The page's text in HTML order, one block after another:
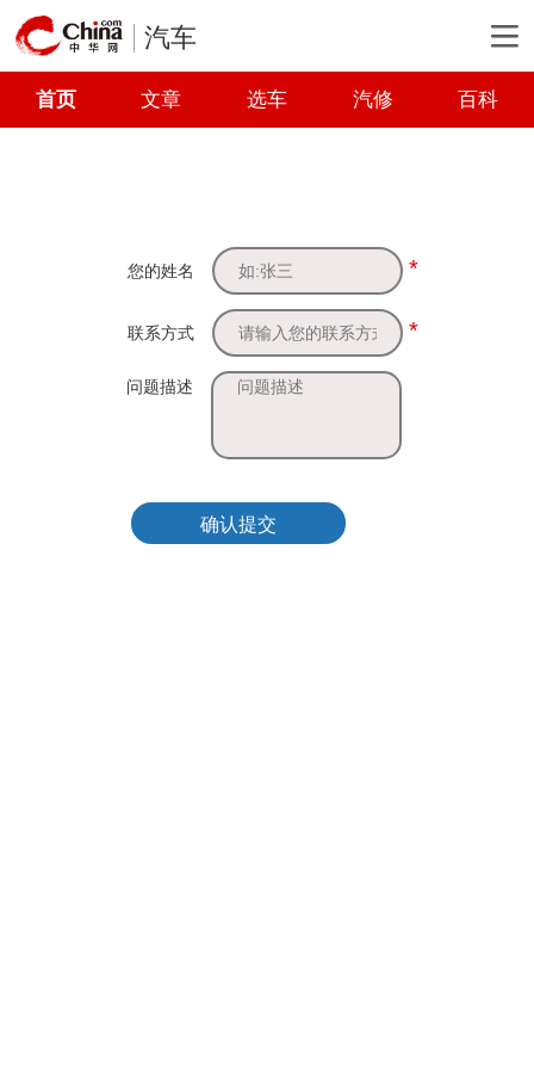
汽车
首页 文章 选车 汽修 百科
您的姓名 *
联系方式 *
问题描述
确认提交